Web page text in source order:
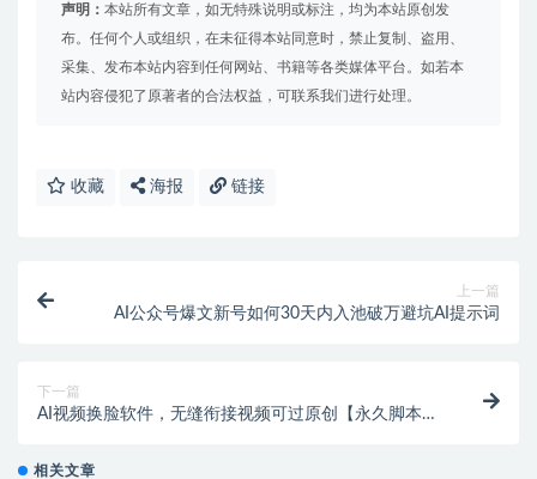
声明： 本站所有文章，如无特殊说明或标注，均为本站原创发
布。任何个人或组织，在未征得本站同意时，禁止复制、盗用、
采集、发布本站内容到任何网站、书籍等各类媒体平台。如若本
站内容侵犯了原著者的合法权益，可联系我们进行处理。
收藏 海报 链接
上一篇
AI公众号爆文新号如何30天内入池破万避坑AI提示词
下一篇
AI视频换脸软件，无缝衔接视频可过原创【永久脚本
相关文章